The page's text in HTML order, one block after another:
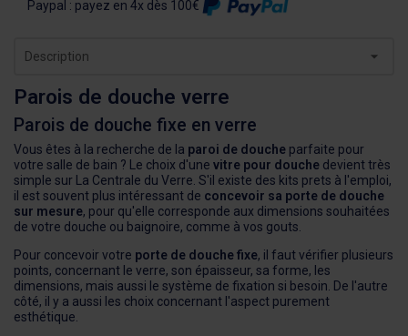
Paypal : payez en 4x dès 100€
Description
Parois de douche verre
Parois de douche fixe en verre
Vous êtes à la recherche de la paroi de douche parfaite pour
votre salle de bain ? Le choix d'une vitre pour douche devient très
simple sur La Centrale du Verre. S'il existe des kits prets à l'emploi,
il est souvent plus intéressant de concevoir sa porte de douche
sur mesure, pour qu'elle corresponde aux dimensions souhaitées
de votre douche ou baignoire, comme à vos gouts.
Pour concevoir votre porte de douche fixe, il faut vérifier plusieurs
points, concernant le verre, son épaisseur, sa forme, les
dimensions, mais aussi le système de fixation si besoin. De l'autre
côté, il y a aussi les choix concernant l'aspect purement
esthétique.